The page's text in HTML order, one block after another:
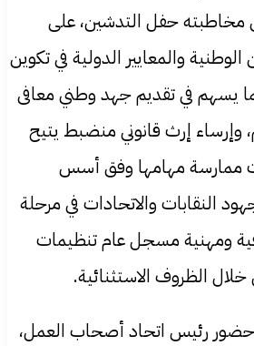
مخاطبته حفل التدشين، على
الوطنية والمعايير الدولية في تكوين
يسهم في تقديم جهد وطني معافى
وإرساء إرث قانوني منضبط يتيح
ممارسة مهامها وفق أسس
النقابات والاتحادات في مرحلة
ومهنية مسجل عام تنظيمات
الظروف الاستثنائية.
رئيس اتحاد أصحاب العمل،